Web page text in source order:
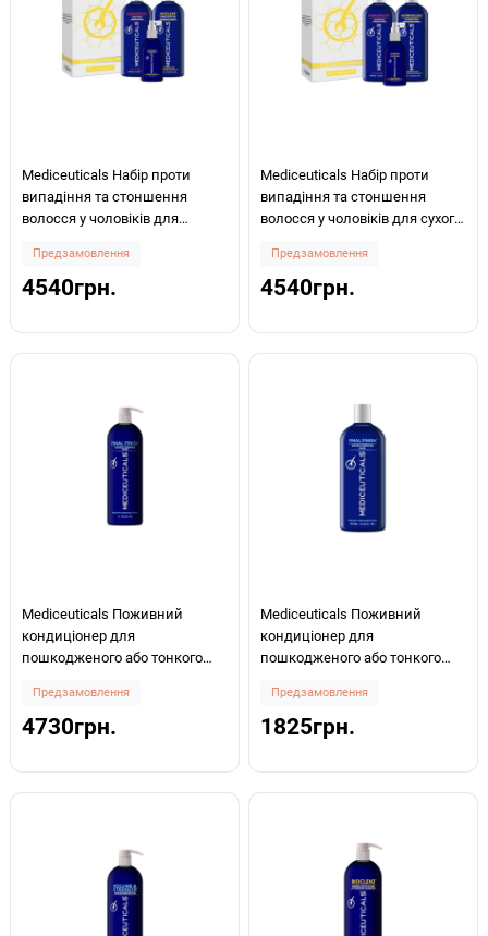
Mediceuticals Набір проти
випадіння та стоншення
волосся у чоловіків для
волосся Advanced Hair
Restoration Kit
Предзамовлення
4540грн.
Mediceuticals Набір проти
випадіння та стоншення
волосся у чоловіків для сухого
Restoration Kit
Предзамовлення
4540грн.
Mediceuticals Поживний
кондиціонер для
пошкодженого або тонкого
Final Finish™ 1000мл
Предзамовлення
4730грн.
Mediceuticals Поживний
кондиціонер для
пошкодженого або тонкого
Final Finish™ 250мл
Предзамовлення
1825грн.